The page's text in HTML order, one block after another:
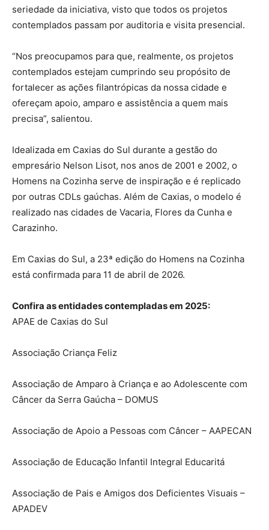
seriedade da iniciativa, visto que todos os projetos
contemplados passam por auditoria e visita presencial.
“Nos preocupamos para que, realmente, os projetos
contemplados estejam cumprindo seu propósito de
fortalecer as ações filantrópicas da nossa cidade e
ofereçam apoio, amparo e assistência a quem mais
precisa”, salientou.
Idealizada em Caxias do Sul durante a gestão do
empresário Nelson Lisot, nos anos de 2001 e 2002, o
Homens na Cozinha serve de inspiração e é replicado
por outras CDLs gaúchas. Além de Caxias, o modelo é
realizado nas cidades de Vacaria, Flores da Cunha e
Carazinho.
Em Caxias do Sul, a 23ª edição do Homens na Cozinha
está confirmada para 11 de abril de 2026.
Confira as entidades contempladas em 2025:
APAE de Caxias do Sul
Associação Criança Feliz
Associação de Amparo à Criança e ao Adolescente com
Câncer da Serra Gaúcha – DOMUS
Associação de Apoio a Pessoas com Câncer – AAPECAN
Associação de Educação Infantil Integral Educaritá
Associação de Pais e Amigos dos Deficientes Visuais –
APADEV